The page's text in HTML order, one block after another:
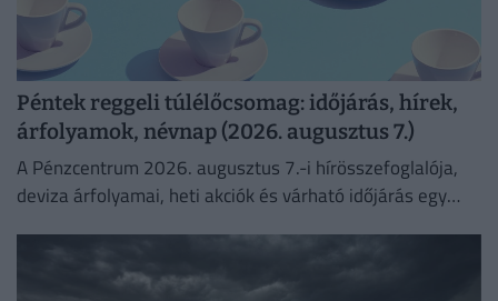
Péntek reggeli túlélőcsomag: időjárás, hírek,
árfolyamok, névnap (2026. augusztus 7.)
A Pénzcentrum 2026. augusztus 7.-i hírösszefoglalója,
deviza árfolyamai, heti akciók és várható időjárás egy